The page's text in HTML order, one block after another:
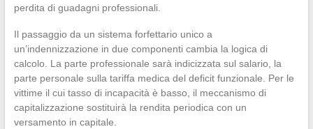
perdita di guadagni professionali.
Il passaggio da un sistema forfettario unico a
un’indennizzazione in due componenti cambia la logica di
calcolo. La parte professionale sarà indicizzata sul salario, la
parte personale sulla tariffa medica del deficit funzionale. Per le
vittime il cui tasso di incapacità è basso, il meccanismo di
capitalizzazione sostituirà la rendita periodica con un
versamento in capitale.